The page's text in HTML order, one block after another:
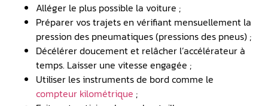
Alléger le plus possible la voiture ;
Préparer vos trajets en vérifiant mensuellement la
pression des pneumatiques (pressions des pneus) ;
Décélérer doucement et relâcher l’accélérateur à
temps. Laisser une vitesse engagée ;
Utiliser les instruments de bord comme le
compteur kilométrique ;